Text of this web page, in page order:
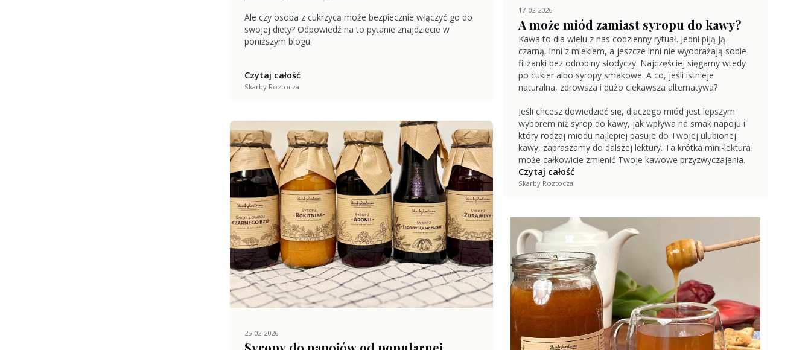
Ale czy osoba z cukrzycą może bezpiecznie włączyć go do
swojej diety? Odpowiedź na to pytanie znajdziecie w
poniższym blogu.
Czytaj całość
Skarby Roztocza
25-02-2026
17-02-2026
A może miód zamiast syropu do kawy?
Kawa to dla wielu z nas codzienny rytuał. Jedni piją ją
czarną, inni z mlekiem, a jeszcze inni nie wyobrażają sobie
filiżanki bez odrobiny słodyczy. Najczęściej sięgamy wtedy
po cukier albo syropy smakowe. A co, jeśli istnieje
naturalna, zdrowsza i dużo ciekawsza alternatywa?
Jeśli chcesz dowiedzieć się, dlaczego miód jest lepszym
wyborem niż syrop do kawy, jak wpływa na smak napoju i
który rodzaj miodu najlepiej pasuje do Twojej ulubionej
kawy, zapraszamy do dalszej lektury. Ta krótka mini-lektura
może całkowicie zmienić Twoje kawowe przyzwyczajenia.
Czytaj całość
Skarby Roztocza